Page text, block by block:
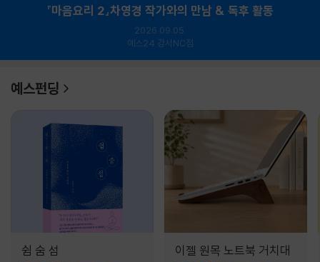
『마음요리 2』차영경 작가와의 만남 & 독후 활동
2026.09.05.
예스24 강서NC점
예스펀딩
쉼 숨 섬 이젤 원목 노트북 거치대